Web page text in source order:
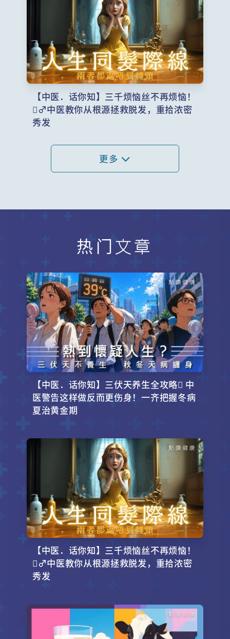
【中医．话你知】三千烦恼丝不再烦恼！
‍♂️中医教你从根源拯救脱发，重拾浓密
秀发
更多
热门文章
【中医．话你知】三伏天养生全攻略 中
医警告这样做反而更伤身！一齐把握冬病
夏治黄金期
【中医．话你知】三千烦恼丝不再烦恼！
‍♂️中医教你从根源拯救脱发，重拾浓密
秀发